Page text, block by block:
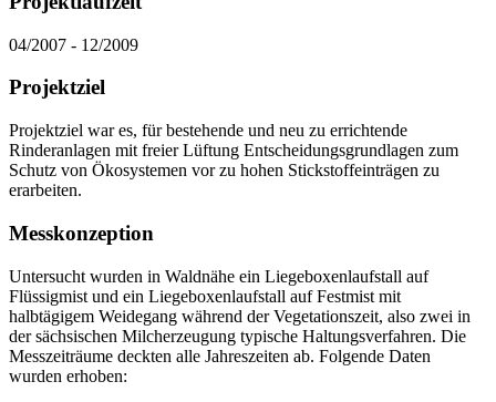
04/2007 - 12/2009
Projektziel
Projektziel war es, für bestehende und neu zu errichtende
Rinderanlagen mit freier Lüftung Entscheidungsgrundlagen zum
Schutz von Ökosystemen vor zu hohen Stickstoffeinträgen zu
erarbeiten.
Messkonzeption
Untersucht wurden in Waldnähe ein Liegeboxenlaufstall auf
Flüssigmist und ein Liegeboxenlaufstall auf Festmist mit
halbtägigem Weidegang während der Vegetationszeit, also zwei in
der sächsischen Milcherzeugung typische Haltungsverfahren. Die
Messzeiträume deckten alle Jahreszeiten ab. Folgende Daten
wurden erhoben: